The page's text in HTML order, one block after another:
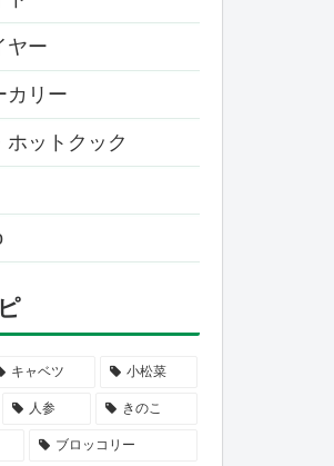
ヤー
カリー
ホットクック
キャベツ 小松菜
人参 きのこ
ブロッコリー